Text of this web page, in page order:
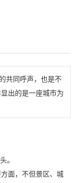
共同呼声，也是不
出的是一座城市为
。
面，不但景区、城